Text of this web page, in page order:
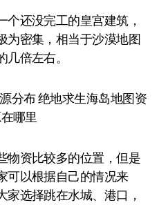
还没完工的皇宫建筑，
为密集，相当于沙漠地图
倍左右。
物资比较多的位置，但是
可以根据自己的情况来
家选择跳在水城、港口，